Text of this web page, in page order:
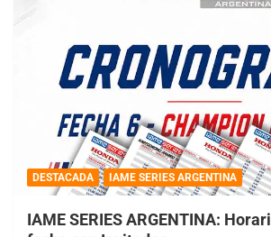
DESTACADA IAME SERIES ARGENTINA
IAME SERIES ARGENTINA: